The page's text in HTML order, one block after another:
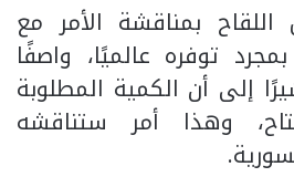
بمناقشة الأمر مع
توفره عالميًا، واصفًا
إلى أن الكمية المطلوبة
وهذا أمر ستناقشه